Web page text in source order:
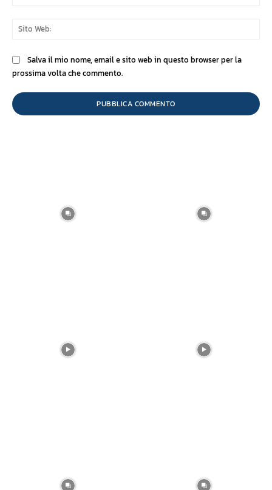
Salva il mio nome, email e sito web in questo browser per la
prossima volta che commento.